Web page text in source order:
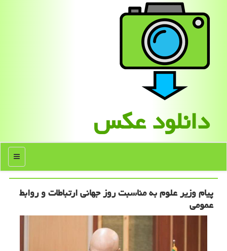
دانلود عكس
منو
پیام وزیر علوم به مناسبت روز جهانی ارتباطات و روابط
عمومی